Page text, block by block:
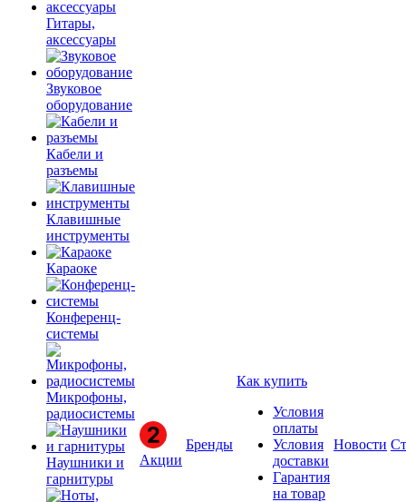
Гитары,
аксессуары
Звуковое
оборудование
Кабели и
разъемы
Клавишные
инструменты
Караоке
Конференц-
системы
Микрофоны,
радиосистемы
Наушники и
гарнитуры
Акции
Бренды
Как купить
Условия
оплаты
Условия
доставки
Гарантия
на товар
Новости